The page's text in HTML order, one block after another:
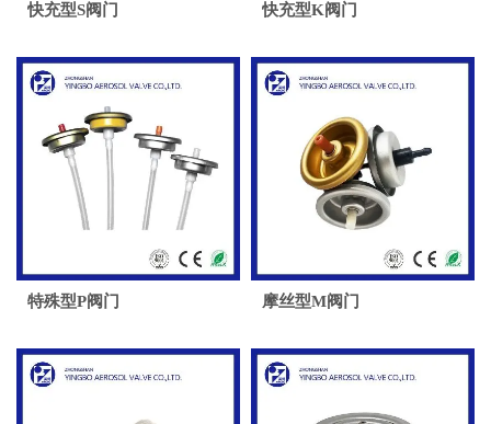
快充型S阀门 快充型K阀门
特殊型P阀门 摩丝型M阀门